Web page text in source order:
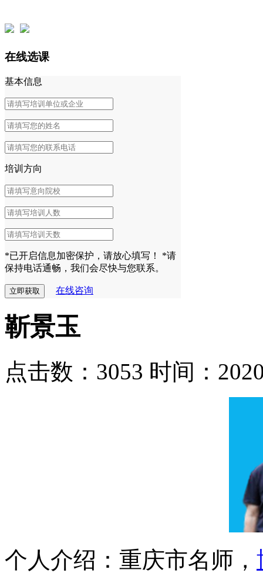
在线选课
基本信息
培训方向
*已开启信息加密保护，请放心填写！
*请
保持电话通畅，我们会尽快与您联系。
在线咨询
靳景玉
点击数：3053 时间：
个人介绍：重庆市名师，